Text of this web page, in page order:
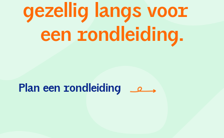
gezellig langs voor
een rondleiding.
Plan een rondleiding